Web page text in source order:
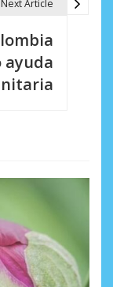
Next Article
ayuda